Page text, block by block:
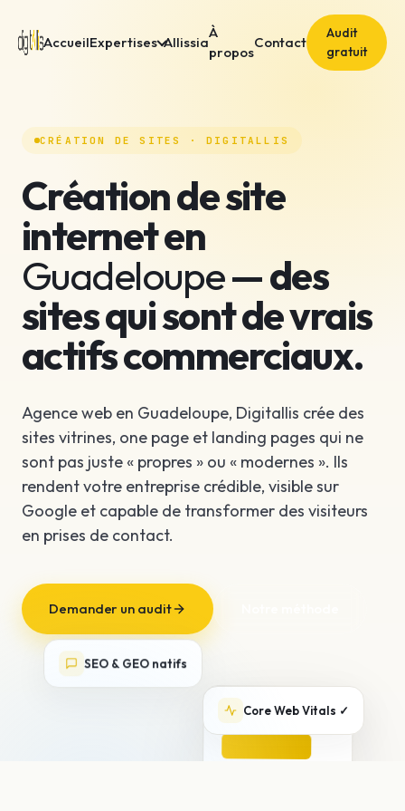
AccueilExpertises Allissia
À
propos
Contact
Audit
gratuit
CRÉATION DE SITES · DIGITALLIS
Création de site
internet en
Guadeloupe— des
sites qui sont de vrais
actifs commerciaux.
Agence web en Guadeloupe, Digitallis crée des
sites vitrines, one page et landing pages qui ne
sont pas juste « propres » ou « modernes ». Ils
rendent votre entreprise crédible, visible sur
Google et capable de transformer des visiteurs
en prises de contact.
Demander un audit
entreprise.fr
Core Web Vitals ✓
SEO & GEO natifs